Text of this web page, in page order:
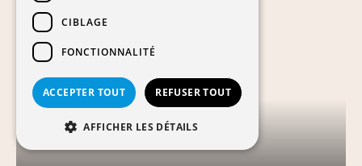
CIBLAGE
FONCTIONNALITÉ
ACCEPTER TOUT REFUSER TOUT
AFFICHER LES DÉTAILS